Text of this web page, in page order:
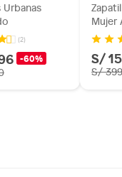
Urbanas
(2)
-60%
Mujer
S/
S/